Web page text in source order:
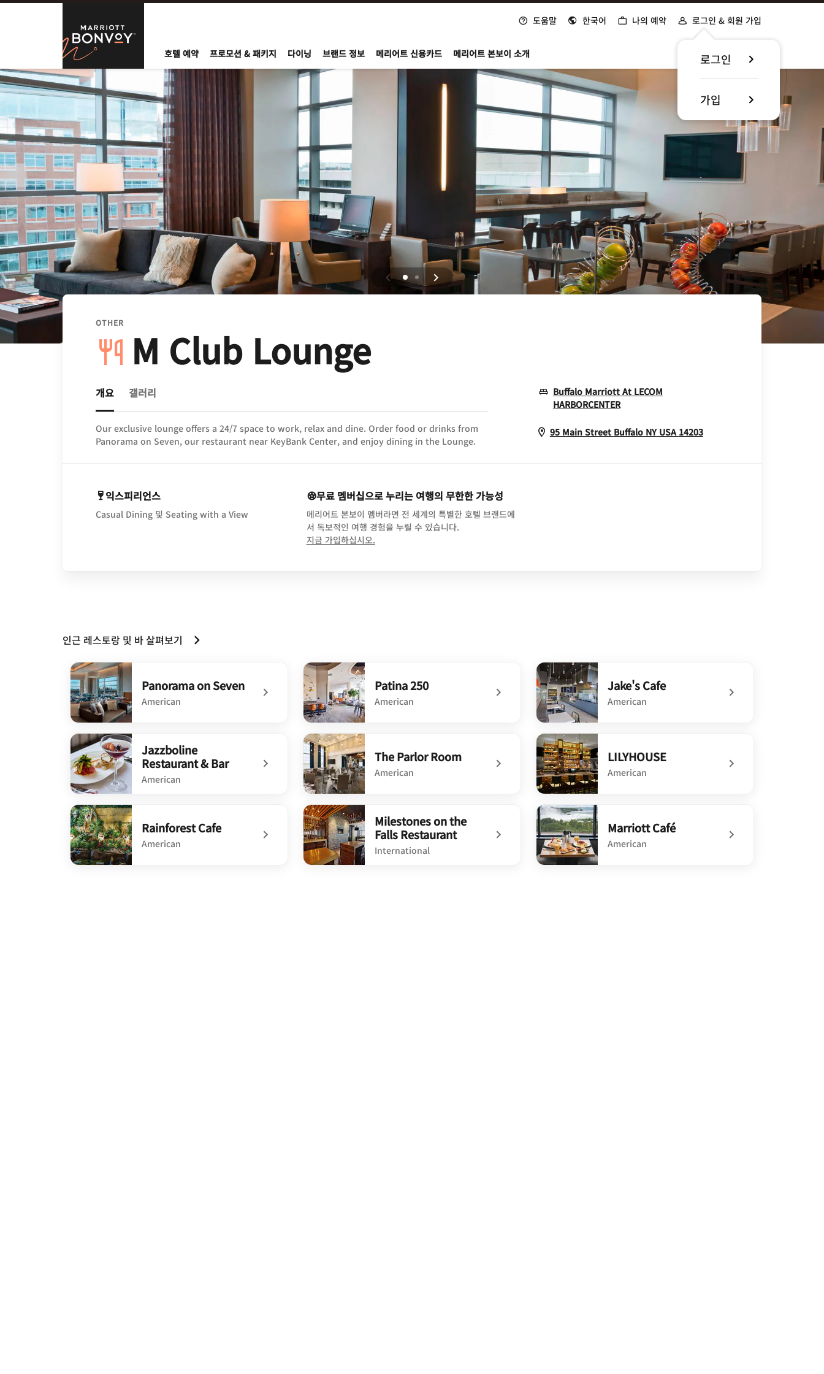
Skip to Content
Marriott Bonvoy
도움말 한국어 나의 예약 로그인 & 회원 가입
로그인
가입
호텔 예약 프로모션 & 패키지 다이닝 브랜드 정보 메리어트 신용카드 메리어트 본보이 소개
OTHER
M Club Lounge
개요 갤러리
Our exclusive lounge offers a 24/7 space to work, relax and dine. Order food or drinks from
Panorama on Seven, our restaurant near KeyBank Center, and enjoy dining in the Lounge.
Buffalo Marriott At LECOM
HARBORCENTEROpens In New Window
95 Main Street Buffalo NY USA 14203Opens In New Window
익스피리언스
Casual Dining 및 Seating with a View
무료 멤버십으로 누리는 여행의 무한한 가능성
메리어트 본보이 멤버라면 전 세계의 특별한 호텔 브랜드에
서 독보적인 여행 경험을 누릴 수 있습니다.
지금 가입하십시오.opens in new window
인근 레스토랑 및 바 살펴보기
Panorama on Seven
American
undefined Panorama on Seven
Patina 250
American
undefined Patina 250
Jake's Cafe
American
undefined Jake's Cafe
Jazzboline
Restaurant & Bar
American
undefined Jazzboline Restaurant & Bar
The Parlor Room
American
undefined The Parlor Room
LILYHOUSE
American
undefined LILYHOUSE
Rainforest Cafe
American
Milestones on the
Falls Restaurant
International
Marriott Café
American